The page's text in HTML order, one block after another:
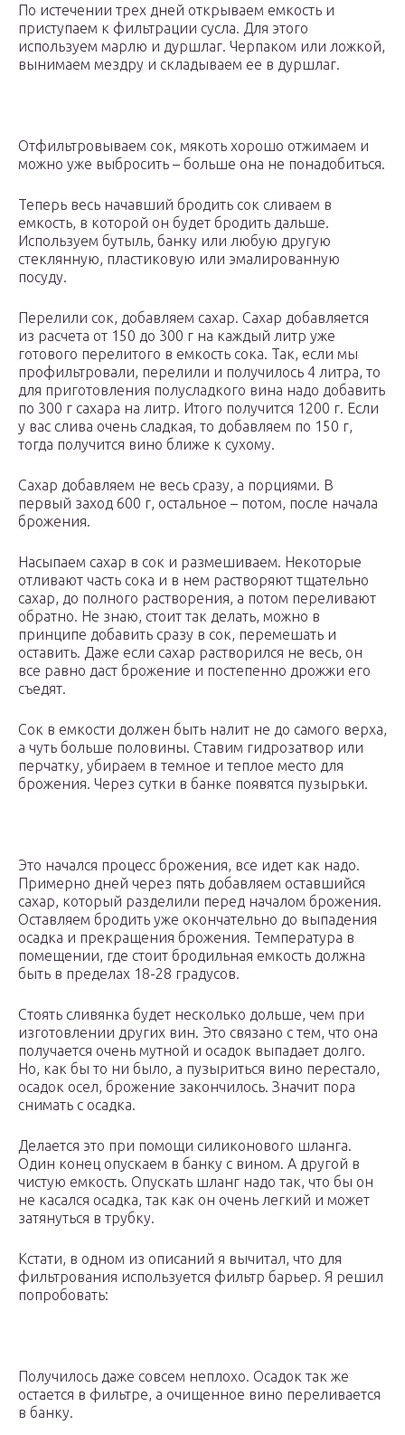
По истечении трех дней открываем емкость и
приступаем к фильтрации сусла. Для этого
используем марлю и дуршлаг. Черпаком или ложкой,
вынимаем мездру и складываем ее в дуршлаг.
Отфильтровываем сок, мякоть хорошо отжимаем и
можно уже выбросить – больше она не понадобиться.
Теперь весь начавший бродить сок сливаем в
емкость, в которой он будет бродить дальше.
Используем бутыль, банку или любую другую
стеклянную, пластиковую или эмалированную
посуду.
Перелили сок, добавляем сахар. Сахар добавляется
из расчета от 150 до 300 г на каждый литр уже
готового перелитого в емкость сока. Так, если мы
профильтровали, перелили и получилось 4 литра, то
для приготовления полусладкого вина надо добавить
по 300 г сахара на литр. Итого получится 1200 г. Если
у вас слива очень сладкая, то добавляем по 150 г,
тогда получится вино ближе к сухому.
Сахар добавляем не весь сразу, а порциями. В
первый заход 600 г, остальное – потом, после начала
брожения.
Насыпаем сахар в сок и размешиваем. Некоторые
отливают часть сока и в нем растворяют тщательно
сахар, до полного растворения, а потом переливают
обратно. Не знаю, стоит так делать, можно в
принципе добавить сразу в сок, перемешать и
оставить. Даже если сахар растворился не весь, он
все равно даст брожение и постепенно дрожжи его
съедят.
Сок в емкости должен быть налит не до самого верха,
а чуть больше половины. Ставим гидрозатвор или
перчатку, убираем в темное и теплое место для
брожения. Через сутки в банке появятся пузырьки.
Это начался процесс брожения, все идет как надо.
Примерно дней через пять добавляем оставшийся
сахар, который разделили перед началом брожения.
Оставляем бродить уже окончательно до выпадения
осадка и прекращения брожения. Температура в
помещении, где стоит бродильная емкость должна
быть в пределах 18-28 градусов.
Стоять сливянка будет несколько дольше, чем при
изготовлении других вин. Это связано с тем, что она
получается очень мутной и осадок выпадает долго.
Но, как бы то ни было, а пузыриться вино перестало,
осадок осел, брожение закончилось. Значит пора
снимать с осадка.
Делается это при помощи силиконового шланга.
Один конец опускаем в банку с вином. А другой в
чистую емкость. Опускать шланг надо так, что бы он
не касался осадка, так как он очень легкий и может
затянуться в трубку.
Кстати, в одном из описаний я вычитал, что для
фильтрования используется фильтр барьер. Я решил
попробовать:
Получилось даже совсем неплохо. Осадок так же
остается в фильтре, а очищенное вино переливается
в банку.